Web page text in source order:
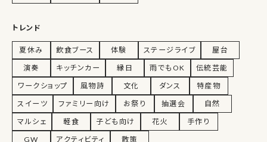
トレンド
夏休み 飲食ブース 体験 ステージライブ
屋台
演奏
キッチンカー 縁日 雨でもOK
伝統芸能
ワークショップ
風物詩 文化 ダンス
特産物
スイーツ
ファミリー向け お祭り 抽選会
自然
マルシェ
軽食 子ども向け 花火
手作り
GW
アクティビティ 散策